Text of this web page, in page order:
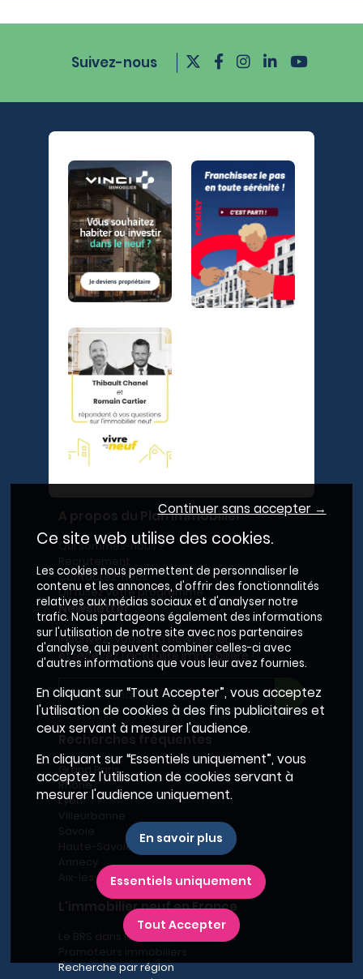
Suivez-nous
A propos du Plan Immobilier
Qui sommes-nous ?
Contactez-nous
Diffusez votre programme
Newsletter
Inscrivez-vous à la newsletter,
et recevez l'actualité immobilière !
Grand Paris
Rhône
Lyon
Haute-Savoie
Aix-les-Bains
L'immobilier neuf en France
Le BRS dans la Métropole de Lyon
Recherche par région
Continuer sans accepter →
Ce site web utilise des cookies.
Les cookies nous permettent de personnaliser le
contenu et les annonces, d'offrir des fonctionnalités
relatives aux médias sociaux et d'analyser notre
trafic. Nous partageons également des informations
sur l'utilisation de notre site avec nos partenaires
d'analyse, qui peuvent combiner celles-ci avec
d'autres informations que vous leur avez fournies.
En cliquant sur “Tout Accepter”, vous acceptez
l'utilisation de cookies à des fins publicitaires et
ceux servant à mesurer l'audience.
En cliquant sur “Essentiels uniquement”, vous
acceptez l'utilisation de cookies servant à
mesurer l'audience uniquement.
En savoir plus
Essentiels uniquement
Tout Accepter